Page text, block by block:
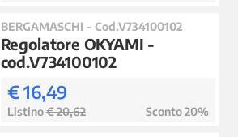
BERGAMASCHI - Cod.V734100102
Regolatore OKYAMI -
cod.V734100102
€ 16,49
Listino€ 20,62 Sconto 20%